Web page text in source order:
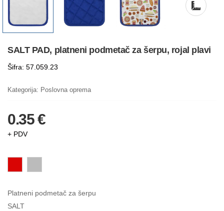
SALT PAD, platneni podmetač za šerpu, rojal plavi
Šifra: 57.059.23
Kategorija: Poslovna oprema
0.35 €
+ PDV
Platneni podmetač za šerpu
SALT